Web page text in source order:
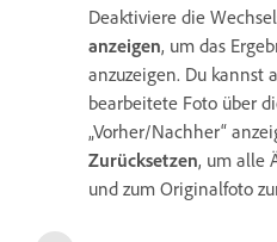
Deaktiviere die
anzeigen, um das
anzuzeigen. Du kannst
bearbeitete Foto über
„Vorher/Nachher“
Zurücksetzen, um alle
und zum Originalfoto